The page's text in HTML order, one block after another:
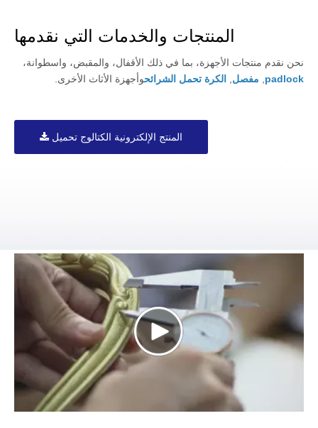
المنتجات والخدمات التي نقدمها
نحن نقدم منتجات الأجهزة، بما في ذلك الأقفال، والمقبض، واسطوانة،
padlock
مفصل الكرة تحمل الشرائحوأجهزة الأثاث الأخرى.
المنتج الإلكترونية الكتالوج تحميل